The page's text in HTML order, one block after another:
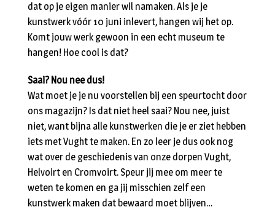
dat op je eigen manier wil namaken. Als je je
kunstwerk vóór 10 juni inlevert, hangen wij het op.
Komt jouw werk gewoon in een echt museum te
hangen! Hoe cool is dat?
Saai? Nou nee dus!
Wat moet je je nu voorstellen bij een speurtocht door
ons magazijn? Is dat niet heel saai? Nou nee, juist
niet, want bijna alle kunstwerken die je er ziet hebben
iets met Vught te maken. En zo leer je dus ook nog
wat over de geschiedenis van onze dorpen Vught,
Helvoirt en Cromvoirt. Speur jij mee om meer te
weten te komen en ga jij misschien zelf een
kunstwerk maken dat bewaard moet blijven…